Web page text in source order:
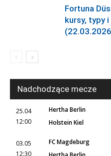
Fortuna
kursy, typy
Nadchodzące mecze
25.04
12:00
Hertha Berlin
Holstein Kiel
03.05
12:30
FC Magdeburg